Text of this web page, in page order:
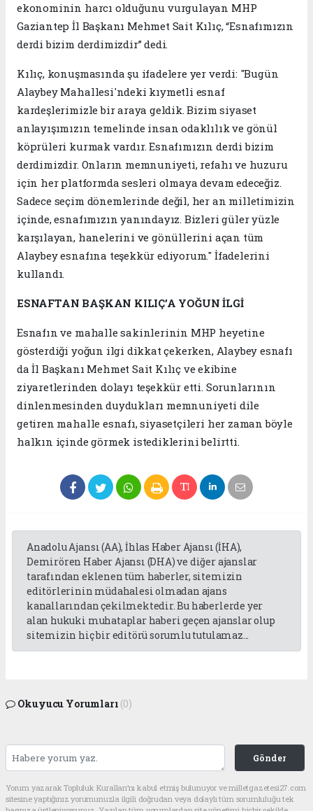
ekonominin harcı olduğunu vurgulayan MHP
Gaziantep İl Başkanı Mehmet Sait Kılıç, “Esnafımızın
derdi bizim derdimizdir” dedi.
Kılıç, konuşmasında şu ifadelere yer verdi: "Bugün
Alaybey Mahallesi'ndeki kıymetli esnaf
kardeşlerimizle bir araya geldik. Bizim siyaset
anlayışımızın temelinde insan odaklılık ve gönül
köprüleri kurmak vardır. Esnafımızın derdi bizim
derdimizdir. Onların memnuniyeti, refahı ve huzuru
için her platformda sesleri olmaya devam edeceğiz.
Sadece seçim dönemlerinde değil, her an milletimizin
içinde, esnafımızın yanındayız. Bizleri güler yüzle
karşılayan, hanelerini ve gönüllerini açan tüm
Alaybey esnafına teşekkür ediyorum." İfadelerini
kullandı.
ESNAFTAN BAŞKAN KILIÇ’A YOĞUN İLGİ
Esnafın ve mahalle sakinlerinin MHP heyetine
gösterdiği yoğun ilgi dikkat çekerken, Alaybey esnafı
da İl Başkanı Mehmet Sait Kılıç ve ekibine
ziyaretlerinden dolayı teşekkür etti. Sorunlarının
dinlenmesinden duydukları memnuniyeti dile
getiren mahalle esnafı, siyasetçileri her zaman böyle
halkın içinde görmek istediklerini belirtti.
Anadolu Ajansı (AA), İhlas Haber Ajansı (İHA),
Demirören Haber Ajansı (DHA) ve diğer ajanslar
tarafından eklenen tüm haberler, sitemizin
editörlerinin müdahalesi olmadan ajans
kanallarından çekilmektedir. Bu haberlerde yer
alan hukuki muhataplar haberi geçen ajanslar olup
sitemizin hiç bir editörü sorumlu tutulamaz...
Okuyucu Yorumları (0)
Gönder
Yorum yazarak Topluluk Kuralları’nı kabul etmiş bulunuyor ve milletgazetesi27.com
sitesine yaptığınız yorumunuzla ilgili doğrudan veya dolaylı tüm sorumluluğu tek